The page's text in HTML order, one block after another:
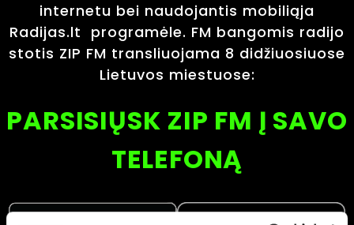
internetu bei naudojantis mobiliąja
Radijas.lt programėle. FM bangomis radijo
stotis ZIP FM transliuojama 8 didžiuosiuose
Lietuvos miestuose:
PARSISIŲSK ZIP FM Į SAVO
TELEFONĄ